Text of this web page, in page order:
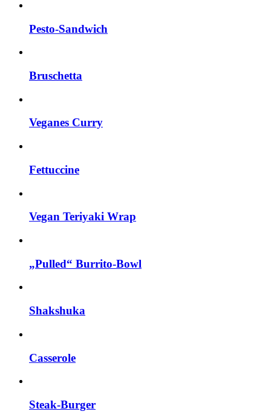
Pesto-Sandwich
Bruschetta
Veganes Curry
Fettuccine
Vegan Teriyaki Wrap
„Pulled“ Burrito-Bowl
Shakshuka
Casserole
Steak-Burger